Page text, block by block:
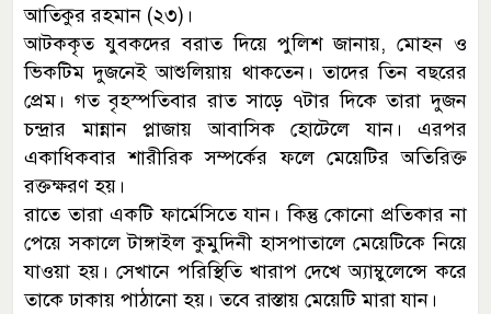
আতিকুর রহমান (২৩)।
আটককৃত যুবকদের বরাত দিয়ে পুলিশ জানায়, মোহন ও
ভিকটিম দুজনেই আশুলিয়ায় থাকতেন। তাদের তিন বছরের
প্রেম। গত বৃহস্পতিবার রাত সাড়ে ৭টার দিকে তারা দুজন
চন্দ্রার মান্নান প্লাজায় আবাসিক হোটেলে যান। এরপর
একাধিকবার শারীরিক সম্পর্কের ফলে মেয়েটির অতিরিক্ত
রক্তক্ষরণ হয়।
রাতে তারা একটি ফার্মেসিতে যান। কিন্তু কোনো প্রতিকার না
পেয়ে সকালে টাঙ্গাইল কুমুদিনী হাসপাতালে মেয়েটিকে নিয়ে
যাওয়া হয়। সেখানে পরিস্থিতি খারাপ দেখে অ্যাম্বুলেন্সে করে
তাকে ঢাকায় পাঠানো হয়। তবে রাস্তায় মেয়েটি মারা যান।